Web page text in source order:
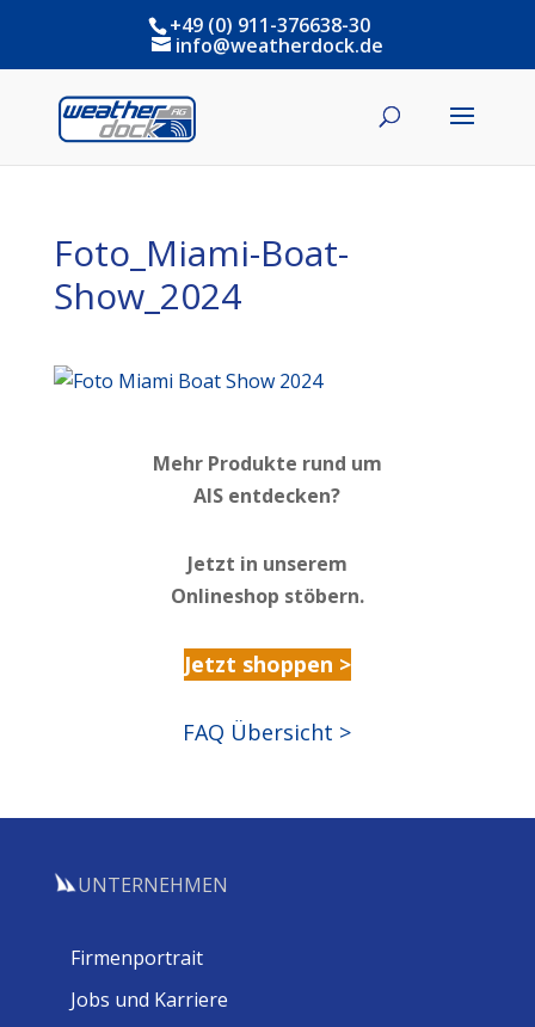
+49 (0) 911-376638-30
info@weatherdock.de
Foto_Miami-Boat-
Show_2024
Mehr Produkte rund um
AIS entdecken?
Jetzt in unserem
Onlineshop stöbern.
Jetzt shoppen >
FAQ Übersicht >
UNTERNEHMEN
Firmenportrait
Jobs und Karriere